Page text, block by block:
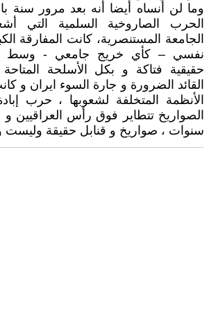
وما لن أنساه أيضا أنه بعد مرور سنة
الحرب الصاروخية السلمية التي
الجامعة المستنصرية، كانت المفارقة
نفسي – كأي خريج جامعي - وسط
حقيقية فتاكة و بكل الأسلحة
القائد الضرورة و جارة السوء ايران و
الأنظمة المتخلفة لشعوبها ، حرب
الصواريخ تتطاير فوق رأس العراقيين و
سنوات ، صواريخ و قنابل حقيقة وليست